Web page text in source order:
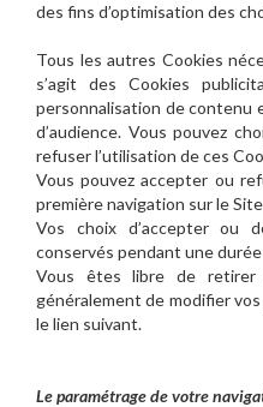
des fins d’optimisation des
Tous les autres Cookies
s’agit des Cookies
personnalisation de contenu
d’audience. Vous pouvez
refuser l’utilisation de ces
Vous pouvez accepter ou
première navigation sur le
Vos choix d’accepter ou
conservés pendant une durée
Vous êtes libre de retirer
généralement de modifier
le lien suivant.
Le paramétrage de votre